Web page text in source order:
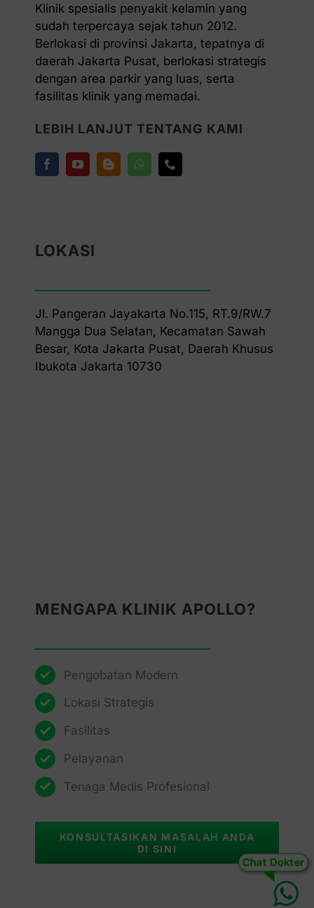
Klinik spesialis penyakit kelamin yang
sudah terpercaya sejak tahun 2012.
Berlokasi di provinsi Jakarta, tepatnya di
daerah Jakarta Pusat, berlokasi strategis
dengan area parkir yang luas, serta
fasilitas klinik yang memadai.
LEBIH LANJUT TENTANG KAMI
LOKASI
Jl. Pangeran Jayakarta No.115, RT.9/RW.7
Mangga Dua Selatan, Kecamatan Sawah
Besar, Kota Jakarta Pusat, Daerah Khusus
Ibukota Jakarta 10730
MENGAPA KLINIK APOLLO?
Pengobatan Modern
Lokasi Strategis
Fasilitas
Pelayanan
Tenaga Medis Profesional
KONSULTASIKAN MASALAH ANDA
DI SINI
Chat Dokter